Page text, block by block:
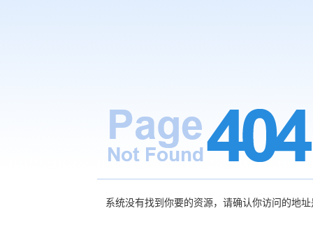
系统没有找到你要的资源，请确认你访问的地